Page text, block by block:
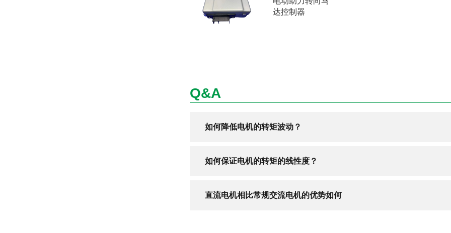
达控制器
Q&A
如何降低电机的转矩波动？
如何保证电机的转矩的线性度？
直流电机相比常规交流电机的优势如何